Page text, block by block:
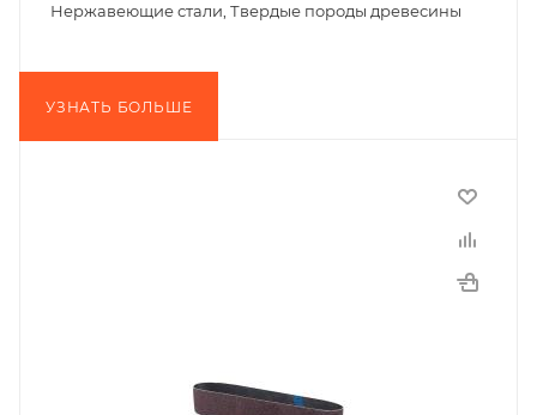
Нержавеющие стали, Твердые породы древесины
УЗНАТЬ БОЛЬШЕ